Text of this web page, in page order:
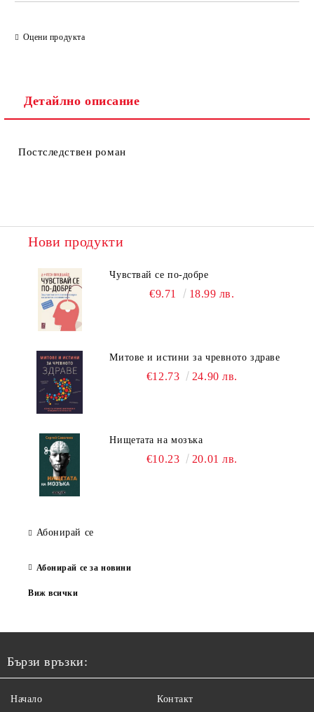
Оцени продукта
Детайлно описание
Постследствен роман
Нови продукти
Чувствай се по-добре
€9.71 18.99 лв.
Митове и истини за чревното здраве
€12.73 24.90 лв.
Нищетата на мозъка
€10.23 20.01 лв.
Абонирай се
Абонирай се за новини
Виж всички
Бързи връзки:
Начало Контакт